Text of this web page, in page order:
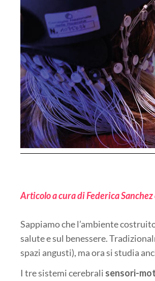
Articolo a cura di Federica
Sappiamo che l’ambiente
salute e sul benessere.
spazi angusti), ma ora si studia
I tre sistemi cerebrali sensori-